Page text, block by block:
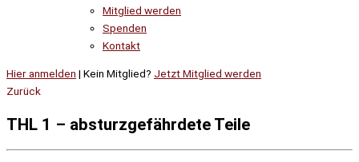
Mitglied werden
Spenden
Kontakt
Hier anmelden | Kein Mitglied? Jetzt Mitglied werden
Zurück
THL 1 – absturzgefährdete Teile